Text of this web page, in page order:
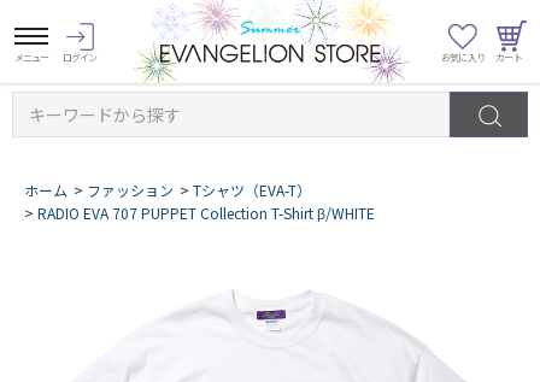
キーワードから探す
ホーム > ファッション > Tシャツ（EVA-T）
> RADIO EVA 707 PUPPET Collection T-Shirt β/WHITE